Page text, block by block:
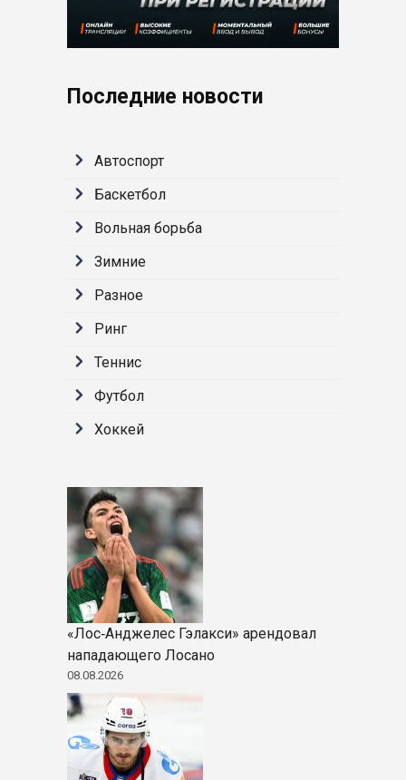
Последние новости
Автоспорт
Баскетбол
Вольная борьба
Зимние
Разное
Ринг
Теннис
Футбол
Хоккей
«Лос‑Анджелес Гэлакси» арендовал
нападающего Лосано
08.08.2026